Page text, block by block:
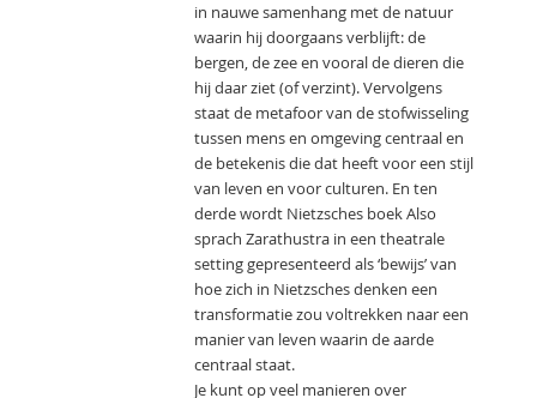
in nauwe samenhang met de natuur
waarin hij doorgaans verblijft: de
bergen, de zee en vooral de dieren die
hij daar ziet (of verzint). Vervolgens
staat de metafoor van de stofwisseling
tussen mens en omgeving centraal en
de betekenis die dat heeft voor een stijl
van leven en voor culturen. En ten
derde wordt Nietzsches boek Also
sprach Zarathustra in een theatrale
setting gepresenteerd als ‘bewijs’ van
hoe zich in Nietzsches denken een
transformatie zou voltrekken naar een
manier van leven waarin de aarde
centraal staat.
Je kunt op veel manieren over